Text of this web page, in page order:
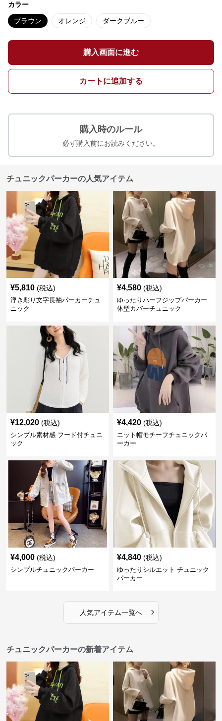
カラー
ブラウン オレンジ ダークブルー
購入画面に進む
カートに追加する
購入時のルール
必ず購入前にお読みください。
チュニックパーカーの人気アイテム
¥5,810 (税込)
浮き彫り文字長袖パーカーチュ
ニック
¥4,580 (税込)
ゆったりハーフジップパーカー
体型カバーチュニック
¥12,020 (税込)
シンプル素材感 フード付チュニ
ック
¥4,420 (税込)
ニット帽モチーフチュニックパ
ーカー
¥4,000 (税込)
シンプルチュニックパーカー
¥4,840 (税込)
ゆったりシルエット チュニック
パーカー
人気アイテム一覧へ ›
チュニックパーカーの新着アイテム